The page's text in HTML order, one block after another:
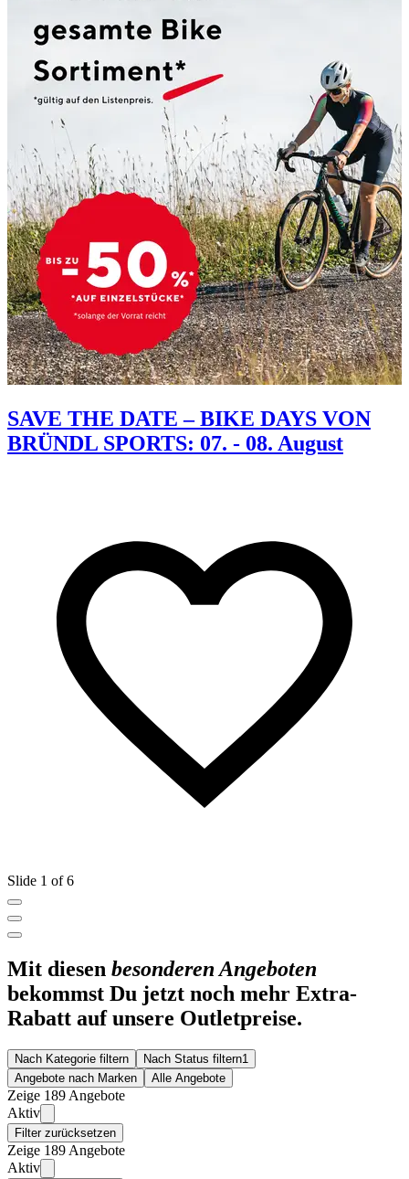
SAVE THE DATE – BIKE DAYS VON
BRÜNDL SPORTS: 07. - 08. August
Slide 1 of 6
Mit diesen besonderen Angeboten
bekommst Du jetzt noch mehr Extra-
Rabatt auf unsere Outletpreise.
Nach Kategorie filtern Nach Status filtern1
Angebote nach Marken
Alle Angebote
Zeige 189 Angebote
Aktiv
Filter zurücksetzen
Zeige 189 Angebote
Aktiv